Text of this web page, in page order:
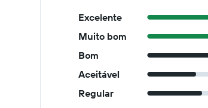
Excelente
Muito bom
Bom
Aceitável
Regular